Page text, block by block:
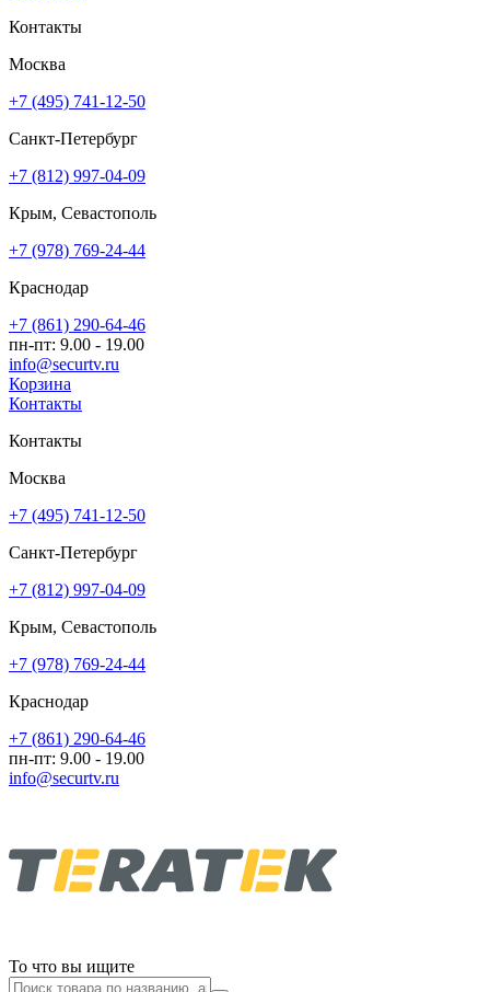
Контакты
Москва
+7 (495) 741-12-50
Санкт-Петербург
+7 (812) 997-04-09
Крым, Севастополь
+7 (978) 769-24-44
Краснодар
+7 (861) 290-64-46
пн-пт: 9.00 - 19.00
info@securtv.ru
Корзина
Контакты
Контакты
Москва
+7 (495) 741-12-50
Санкт-Петербург
+7 (812) 997-04-09
Крым, Севастополь
+7 (978) 769-24-44
Краснодар
+7 (861) 290-64-46
пн-пт: 9.00 - 19.00
info@securtv.ru
То что вы ищите